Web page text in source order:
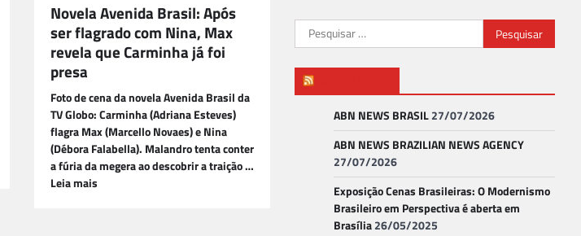
Novela Avenida Brasil: Após
ser flagrado com Nina, Max
revela que Carminha já foi
presa
Foto de cena da novela Avenida Brasil da
TV Globo: Carminha (Adriana Esteves)
flagra Max (Marcello Novaes) e Nina
(Débora Falabella). Malandro tenta conter
a fúria da megera ao descobrir a traição …
Leia mais
Pesquisar
por:
ABN NEWS BRASIL27/07/2026
ABN NEWS BRAZILIAN NEWS AGENCY
27/07/2026
Exposição Cenas Brasileiras: O Modernismo
Brasileiro em Perspectiva é aberta em
Brasília26/05/2025